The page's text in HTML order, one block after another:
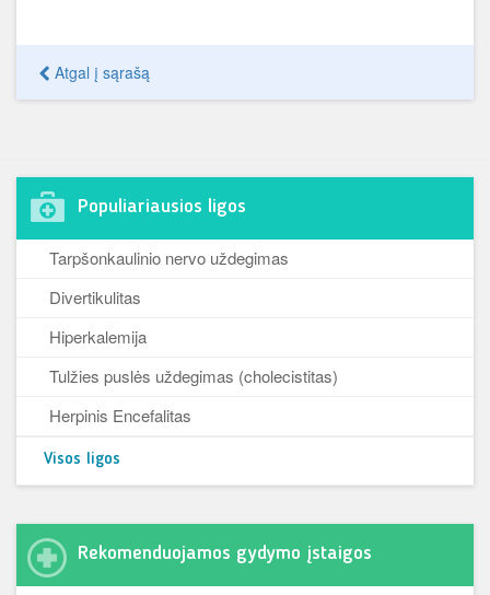
Atgal į sąrašą
Populiariausios ligos
Tarpšonkaulinio nervo uždegimas
Divertikulitas
Hiperkalemija
Tulžies puslės uždegimas (cholecistitas)
Herpinis Encefalitas
Visos ligos
Rekomenduojamos gydymo įstaigos